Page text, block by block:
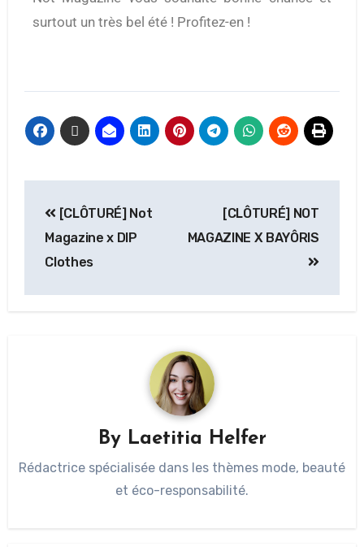
surtout un très bel été ! Profitez-en !
[CLÔTURÉ] Not
Magazine x DIP
Clothes
[CLÔTURÉ] NOT
MAGAZINE X BAYÔRIS
By Laetitia Helfer
Rédactrice spécialisée dans les thèmes mode, beauté
et éco-responsabilité.